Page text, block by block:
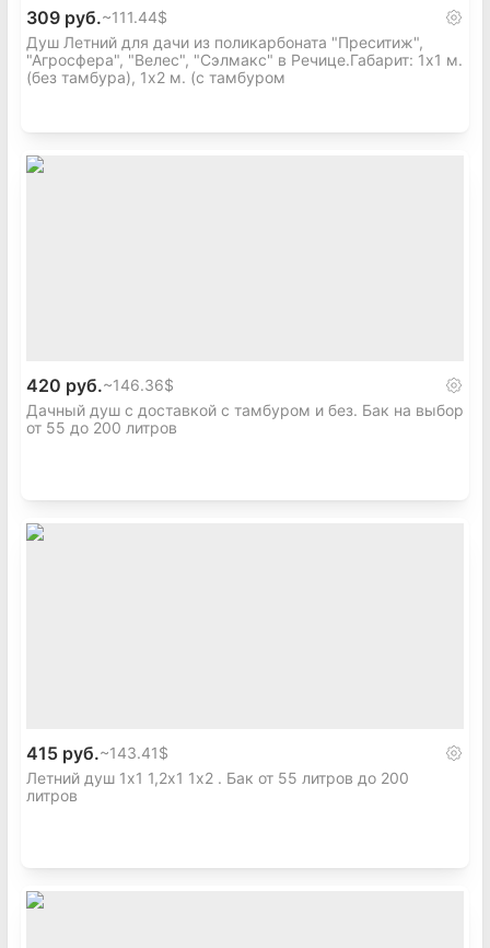
309 руб.~111.44$
Душ Летний для дачи из поликарбоната "Преситиж",
"Агросфера", "Велес", "Сэлмакс" в Речице.Габарит: 1х1 м.
(без тамбура), 1х2 м. (с тамбуром
420 руб.~146.36$
Дачный душ с доставкой с тамбуром и без. Бак на выбор
от 55 до 200 литров
415 руб.~143.41$
Летний душ 1х1 1,2х1 1х2 . Бак от 55 литров до 200
литров